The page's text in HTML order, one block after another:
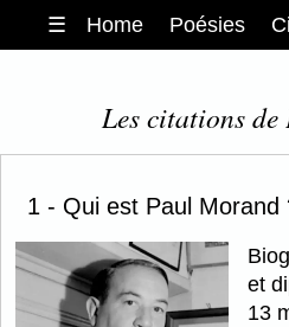
☰ Home Poésies
Les citations
1 - Qui est Paul Morand
et
13